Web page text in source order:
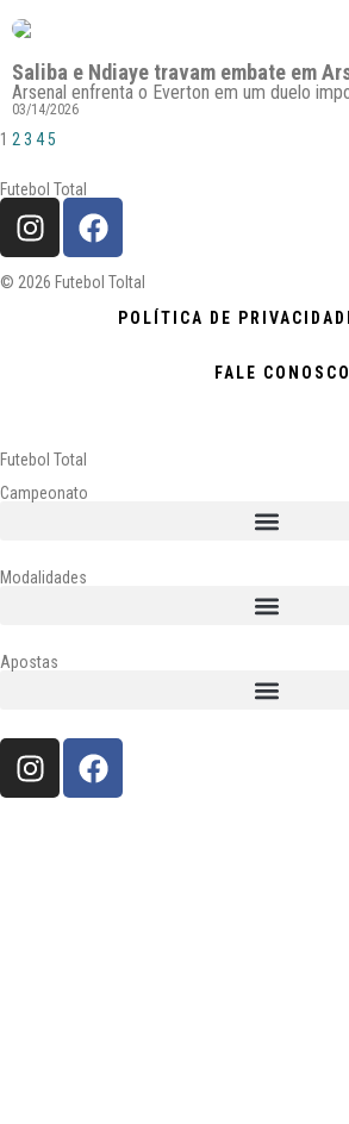
Saliba e Ndiaye travam embate em
Arsenal enfrenta o Everton em um duelo
03/14/2026
1 23 45
Futebol Total
© 2026 Futebol Toltal
POLÍTICA DE
FALE CONOSCO
Futebol Total
Campeonato
Modalidades
Apostas